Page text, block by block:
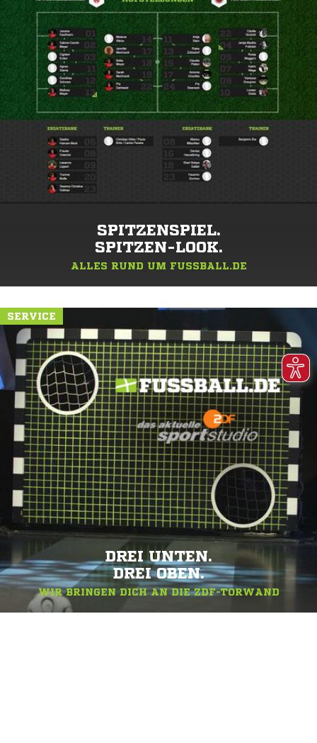
SPITZENSPIEL.
SPITZEN-LOOK.
ALLES RUND UM FUSSBALL.DE
SERVICE
DREI UNTEN.
DREI OBEN.
WIR BRINGEN DICH AN DIE ZDF-TORWAND